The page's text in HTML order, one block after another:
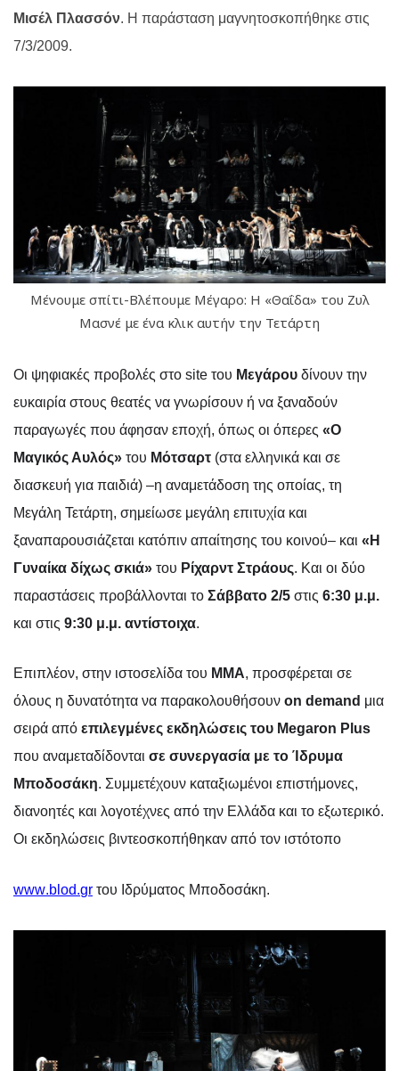
Μισέλ Πλασσόν. Η παράσταση μαγνητοσκοπήθηκε στις
7/3/2009.
Μένουμε σπίτι-Βλέπουμε Μέγαρο: Η «Θαΐδα» του Ζυλ
Μασνέ με ένα κλικ αυτήν την Τετάρτη
Οι ψηφιακές προβολές στο site του Μεγάρου δίνουν την
ευκαιρία στους θεατές να γνωρίσουν ή να ξαναδούν
παραγωγές που άφησαν εποχή, όπως οι όπερες «Ο
Μαγικός Αυλός» του Μότσαρτ (στα ελληνικά και σε
διασκευή για παιδιά) –η αναμετάδοση της οποίας, τη
Μεγάλη Τετάρτη, σημείωσε μεγάλη επιτυχία και
ξαναπαρουσιάζεται κατόπιν απαίτησης του κοινού– και «Η
Γυναίκα δίχως σκιά» του Ρίχαρντ Στράους. Και οι δύο
παραστάσεις προβάλλονται το Σάββατο 2/5 στις 6:30 μ.μ.
και στις 9:30 μ.μ. αντίστοιχα.
Επιπλέον, στην ιστοσελίδα του ΜΜΑ, προσφέρεται σε
όλους η δυνατότητα να παρακολουθήσουν on demand μια
σειρά από επιλεγμένες εκδηλώσεις του Megaron Plus
που αναμεταδίδονται σε συνεργασία με το Ίδρυμα
Μποδοσάκη. Συμμετέχουν καταξιωμένοι επιστήμονες,
διανοητές και λογοτέχνες από την Ελλάδα και το εξωτερικό.
Οι εκδηλώσεις βιντεοσκοπήθηκαν από τον ιστότοπο
www.blod.gr του Ιδρύματος Μποδοσάκη.